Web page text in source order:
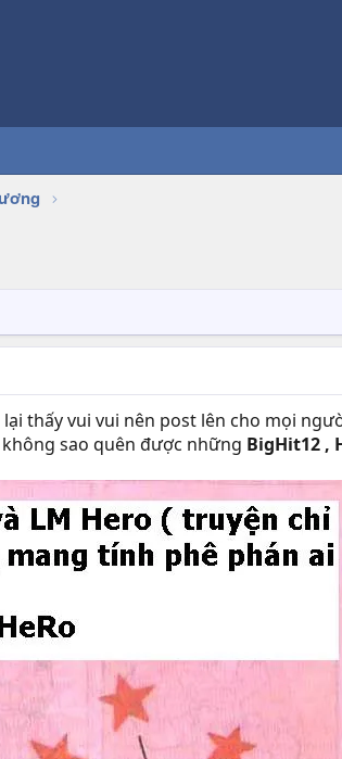
thấy vui vui nên post lên cho mọi
không sao quên được những BigHit12 ,